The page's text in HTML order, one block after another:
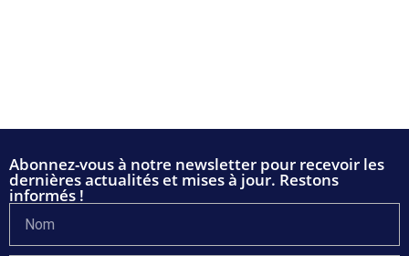
Abonnez-vous à notre newsletter pour recevoir les
dernières actualités et mises à jour. Restons
informés !